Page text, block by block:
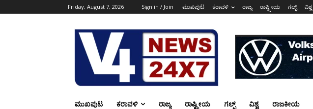
Friday, August 7, 2026 Sign in / Join ಮುಖಪುಟ ಕರಾವಳಿ ರಾಜ್ಯ ರಾಷ್ಟ್ರೀಯ ಗಲ್ಫ್ ವಿಶ್ವ
ಮುಖಪುಟ ಕರಾವಳಿ ರಾಜ್ಯ ರಾಷ್ಟ್ರೀಯ ಗಲ್ಫ್ ವಿಶ್ವ ರಾಜಕೀಯ